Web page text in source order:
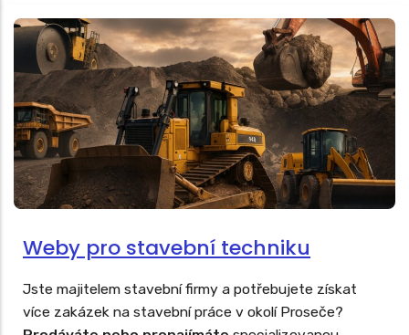
Weby pro stavební techniku
Jste majitelem stavební firmy a potřebujete získat
více zakázek na stavební práce v okolí Proseče?